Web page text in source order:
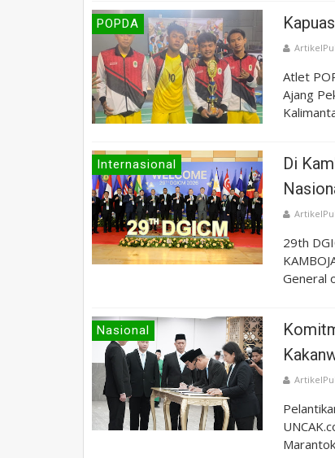
POPDA
Atlet
Ajang
Internasional
Di
29th
General
Nasional